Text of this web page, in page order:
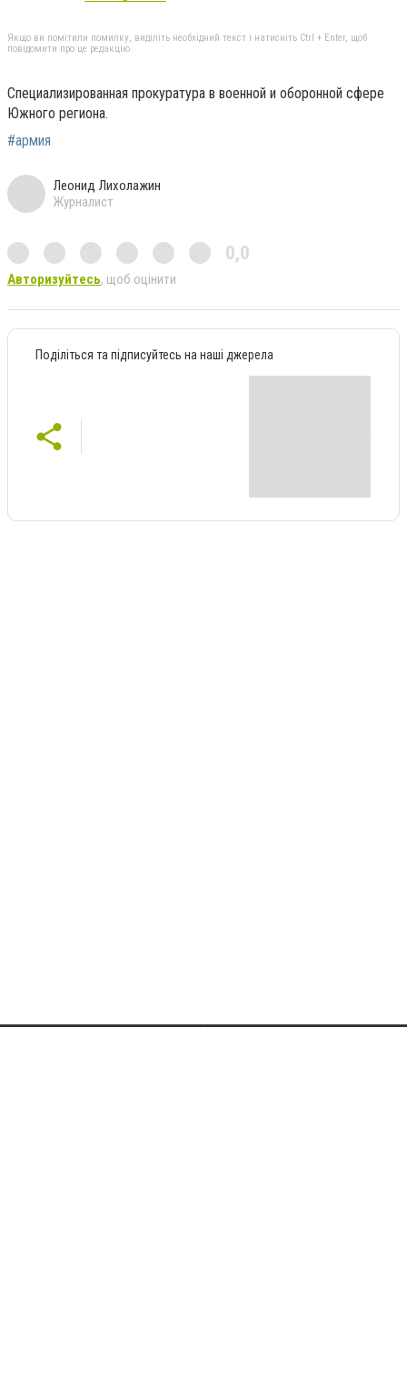
Якщо ви помітили помилку, виділіть необхідний текст і натисніть Ctrl + Enter, щоб
повідомити про це редакцію
Специализированная прокуратура в военной и оборонной сфере
Южного региона.
#армия
Леонид Лихолажин
Журналист
0,0
Авторизуйтесь, щоб оцінити
Поділіться та підписуйтесь на наші джерела